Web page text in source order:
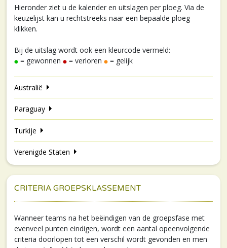
Hieronder ziet u de kalender en uitslagen per ploeg. Via de
keuzelijst kan u rechtstreeks naar een bepaalde ploeg
klikken.
Bij de uitslag wordt ook een kleurcode vermeld:
= gewonnen
= verloren = gelijk
Australië
Paraguay
Turkije
Verenigde Staten
CRITERIA GROEPSKLASSEMENT
Wanneer teams na het beëindigen van de groepsfase met
evenveel punten eindigen, wordt een aantal opeenvolgende
criteria doorlopen tot een verschil wordt gevonden en men